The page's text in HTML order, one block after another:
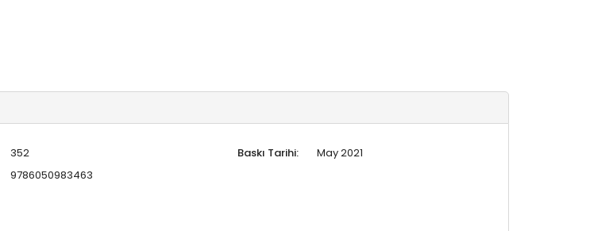
352 Baskı Tarihi:
May 2021
9786050983463